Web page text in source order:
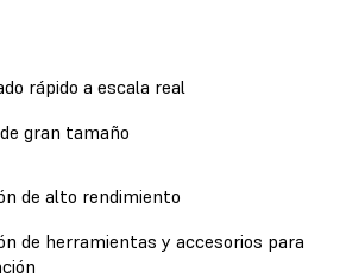
rápido a escala real
gran tamaño
de alto rendimiento
de herramientas y accesorios para